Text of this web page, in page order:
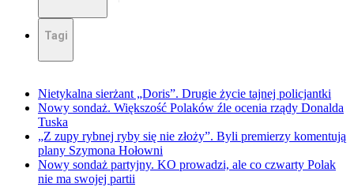
Tagi
Nietykalna sierżant „Doris”. Drugie życie tajnej policjantki
Nowy sondaż. Większość Polaków źle ocenia rządy Donalda
Tuska
„Z zupy rybnej ryby się nie złoży”. Byli premierzy komentują
plany Szymona Hołowni
Nowy sondaż partyjny. KO prowadzi, ale co czwarty Polak
nie ma swojej partii